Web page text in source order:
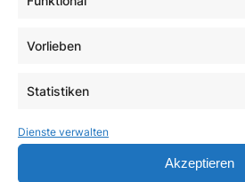
Vorlieben
Statistiken
Dienste verwalten
Akzeptieren
In den Warenkorb